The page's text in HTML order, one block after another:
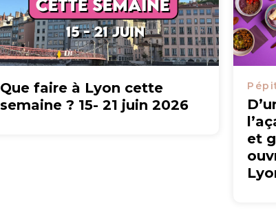
Que faire à Lyon cette
semaine ? 15- 21 juin 2026
et